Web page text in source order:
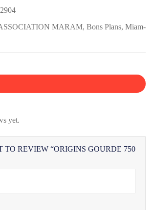
MARAM, Bons Plans, Miam-
yet.
TO REVIEW “ORIGINS GOURDE 750